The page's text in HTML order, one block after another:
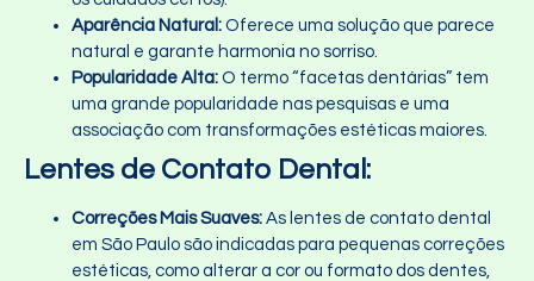
Aparência Natural: Oferece uma solução que parece
natural e garante harmonia no sorriso.
Popularidade Alta: O termo “facetas dentárias” tem
uma grande popularidade nas pesquisas e uma
associação com transformações estéticas maiores.
Lentes de Contato Dental:
Correções Mais Suaves: As lentes de contato dental
em São Paulo são indicadas para pequenas correções
estéticas, como alterar a cor ou formato dos dentes,